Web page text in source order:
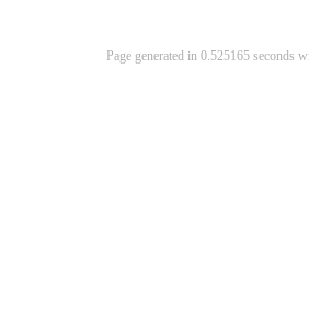
Page generated in 0.525165